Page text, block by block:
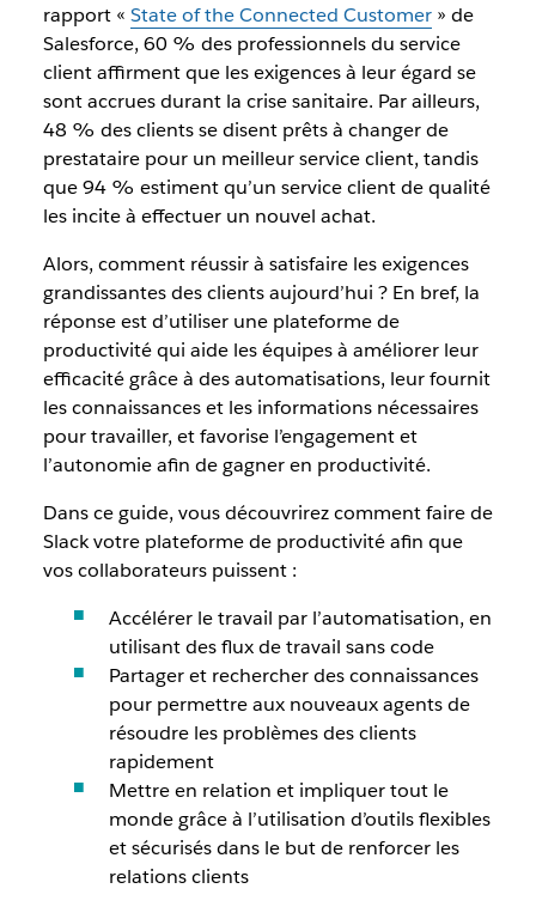
rapport « State of the Connected Customer» de
Salesforce, 60 % des professionnels du service
client affirment que les exigences à leur égard se
sont accrues durant la crise sanitaire. Par ailleurs,
48 % des clients se disent prêts à changer de
prestataire pour un meilleur service client, tandis
que 94 % estiment qu’un service client de qualité
les incite à effectuer un nouvel achat.
Alors, comment réussir à satisfaire les exigences
grandissantes des clients aujourd’hui ? En bref, la
réponse est d’utiliser une plateforme de
productivité qui aide les équipes à améliorer leur
efficacité grâce à des automatisations, leur fournit
les connaissances et les informations nécessaires
pour travailler, et favorise l’engagement et
l’autonomie afin de gagner en productivité.
Dans ce guide, vous découvrirez comment faire de
Slack votre plateforme de productivité afin que
vos collaborateurs puissent :
Accélérer le travail par l’automatisation, en
utilisant des flux de travail sans code
Partager et rechercher des connaissances
pour permettre aux nouveaux agents de
résoudre les problèmes des clients
rapidement
Mettre en relation et impliquer tout le
monde grâce à l’utilisation d’outils flexibles
et sécurisés dans le but de renforcer les
relations clients